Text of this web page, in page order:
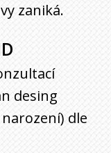
zaniká.
desing
dle